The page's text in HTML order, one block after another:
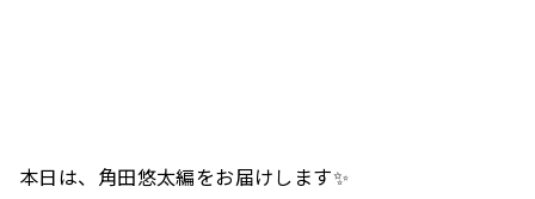
本日は、角田悠太編をお届けします✨